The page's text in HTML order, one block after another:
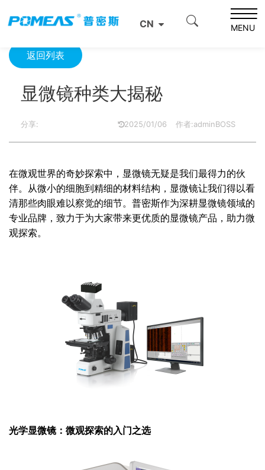
CN MENU
返回列表
显微镜种类大揭秘
分享: 2025/01/06 作者:adminBOSS
在微观世界的奇妙探索中，显微镜无疑是我们最得力的伙
伴。从微小的细胞到精细的材料结构，显微镜让我们得以看
清那些肉眼难以察觉的细节。普密斯作为深耕显微镜领域的
专业品牌，致力于为大家带来更优质的显微镜产品，助力微
观探索。
光学显微镜：微观探索的入门之选